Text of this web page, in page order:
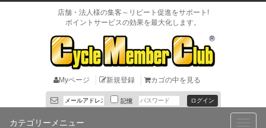
店舗・法人様の集客～リピート促進をサポート!
ポイントサービスの効果を最大化します。
Myページ 新規登録 カゴの中を見る
記憶
カテゴリーメニュー